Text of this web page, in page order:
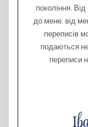
покоління.
до мене, від
переписів
подаються
переписи